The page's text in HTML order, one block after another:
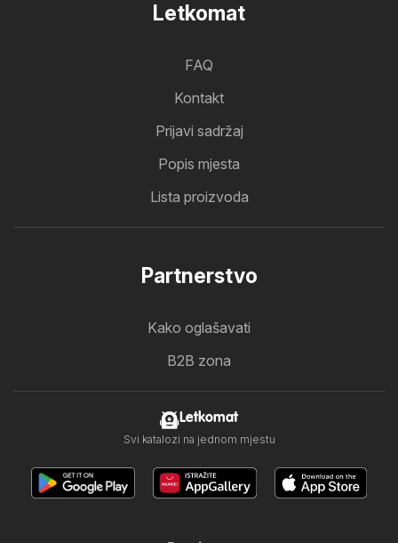
Letkomat
FAQ
Kontakt
Prijavi sadržaj
Popis mjesta
Lista proizvoda
Partnerstvo
Kako oglašavati
B2B zona
Letkomat
Svi katalozi na jednom mjestu